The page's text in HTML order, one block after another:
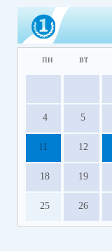
пн вт
4 5
11 12
18 19
25 26